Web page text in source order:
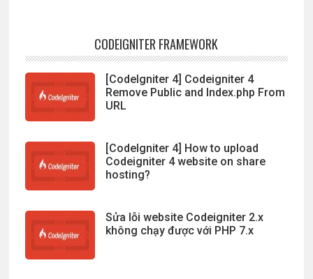
CODEIGNITER FRAMEWORK
[CodeIgniter 4] Codeigniter 4
Remove Public and Index.php From
URL
[CodeIgniter 4] How to upload
Codeigniter 4 website on share
hosting?
Sửa lỗi website Codeigniter 2.x
không chạy được với PHP 7.x